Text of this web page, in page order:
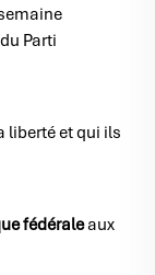
Parti
liberté et qui ils
fédéraleaux